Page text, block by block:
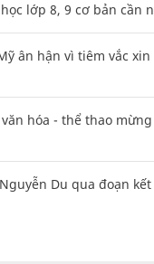
lớp 8, 9 cơ bản cần
ân hận vì tiêm vắc xin
hóa - thể thao
Du qua đoạn kết